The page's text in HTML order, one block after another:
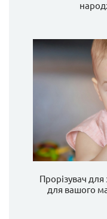
Прорізувач
для вашого